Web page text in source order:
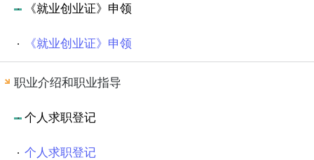
《就业创业证》申领
《就业创业证》申领
职业介绍和职业指导
个人求职登记
个人求职登记